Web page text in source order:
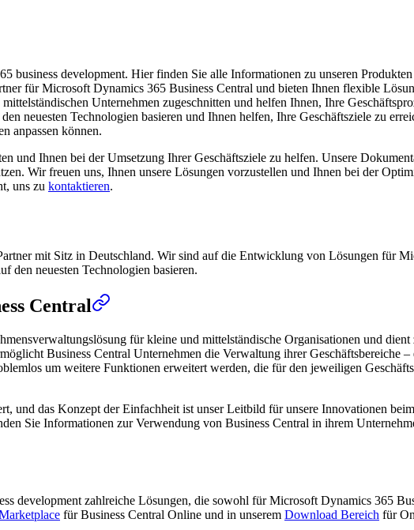
business development. Hier finden Sie alle Informationen zu unseren
für Microsoft Dynamics 365 Business Central und bieten Ihnen flexible
Unternehmen zugeschnitten und helfen Ihnen, Ihre
neuesten Technologien basieren und Ihnen helfen, Ihre Geschäftsziele zu
anpassen können.
und Ihnen bei der Umsetzung Ihrer Geschäftsziele zu helfen. Unsere
Wir freuen uns, Ihnen unsere Lösungen vorzustellen und Ihnen bei der
uns zu kontaktieren.
mit Sitz in Deutschland. Wir sind auf die Entwicklung von Lösungen für
den neuesten Technologien basieren.
Central
für kleine und mittelständische Organisationen und
Business Central Unternehmen die Verwaltung ihrer Geschäftsbereiche
um weitere Funktionen erweitert werden, die für den jeweiligen
und das Konzept der Einfachheit ist unser Leitbild für unsere Innovationen
Sie Informationen zur Verwendung von Business Central in ihrem
development zahlreiche Lösungen, die sowohl für Microsoft Dynamics 365
für Business Central Online und in unserem Download Bereich für